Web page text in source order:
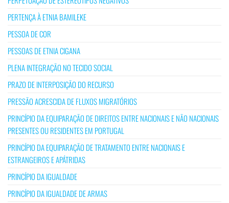
PERTENÇA À ETNIA BAMILEKE
PESSOA DE COR
PESSOAS DE ETNIA CIGANA
PLENA INTEGRAÇÃO NO TECIDO SOCIAL
PRAZO DE INTERPOSIÇÃO DO RECURSO
PRESSÃO ACRESCIDA DE FLUXOS MIGRATÓRIOS
PRINCÍPIO DA EQUIPARAÇÃO DE DIREITOS ENTRE NACIONAIS E NÃO NACIONAIS
PRESENTES OU RESIDENTES EM PORTUGAL
PRINCÍPIO DA EQUIPARAÇÃO DE TRATAMENTO ENTRE NACIONAIS E
ESTRANGEIROS E APÁTRIDAS
PRINCÍPIO DA IGUALDADE
PRINCÍPIO DA IGUALDADE DE ARMAS